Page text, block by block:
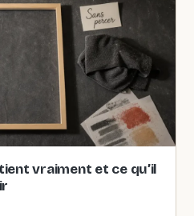
vraiment et ce qu’il